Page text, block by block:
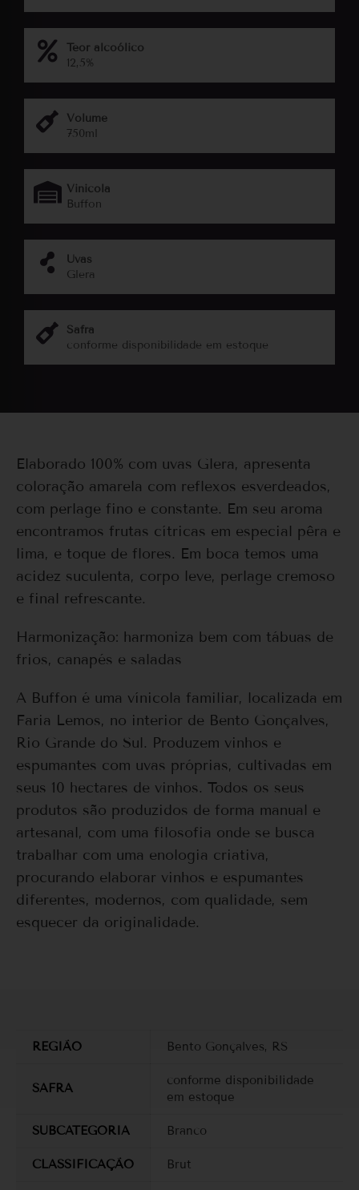
Teor alcoólico
12,5%
Volume
750ml
Vinicola
Buffon
Uvas
Glera
Safra
conforme disponibilidade em estoque
Elaborado 100% com uvas Glera, apresenta
coloração amarela com reflexos esverdeados,
com perlage fino e constante. Em seu aroma
encontramos frutas cítricas em especial pêra e
lima, e toque de flores. Em boca temos uma
acidez suculenta, corpo leve, perlage cremoso
e final refrescante.
Harmonização: harmoniza bem com tábuas de
frios, canapés e saladas
A Buffon é uma vínicola familiar, localizada em
Faria Lemos, no interior de Bento Gonçalves,
Rio Grande do Sul. Produzem vinhos e
espumantes com uvas próprias, cultivadas em
seus 10 hectares de vinhos. Todos os seus
produtos são produzidos de forma manual e
artesanal, com uma filosofia onde se busca
trabalhar com uma enologia criativa,
procurando elaborar vinhos e espumantes
diferentes, modernos, com qualidade, sem
esquecer da originalidade.
REGIÃO Bento Gonçalves, RS
SAFRA
conforme disponibilidade
em estoque
SUBCATEGORIA Branco
CLASSIFICAÇÃO Brut